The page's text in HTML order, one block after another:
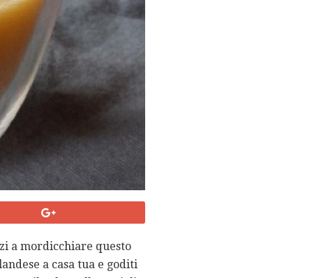
a mordicchiare questo
a casa tua e goditi